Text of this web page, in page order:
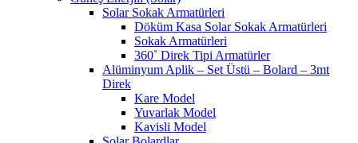
Solar Sokak Armatürleri
Döküm Kasa Solar Sokak Armatürleri
Sokak Armatürleri
360˚ Direk Tipi Armatürler
Alüminyum Aplik – Set Üstü – Bolard – 3mt
Direk
Kare Model
Yuvarlak Model
Kavisli Model